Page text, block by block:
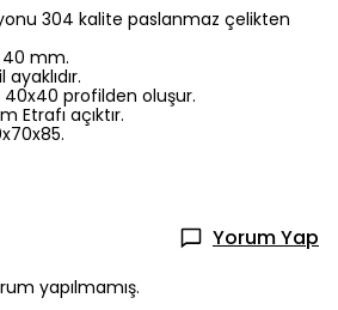
304 kalite paslanmaz çelikten
40 mm.
40x40 profilden oluşur.
Etrafı açıktır.
Yorum Yap
yapılmamış.